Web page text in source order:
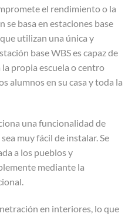
el rendimiento o la
se basa en estaciones base
utilizan una única y
base WBS es capaz de
propia escuela o centro
alumnos en su casa y toda la
una funcionalidad de
muy fácil de instalar. Se
a los pueblos y
mediante la
en interiores, lo que